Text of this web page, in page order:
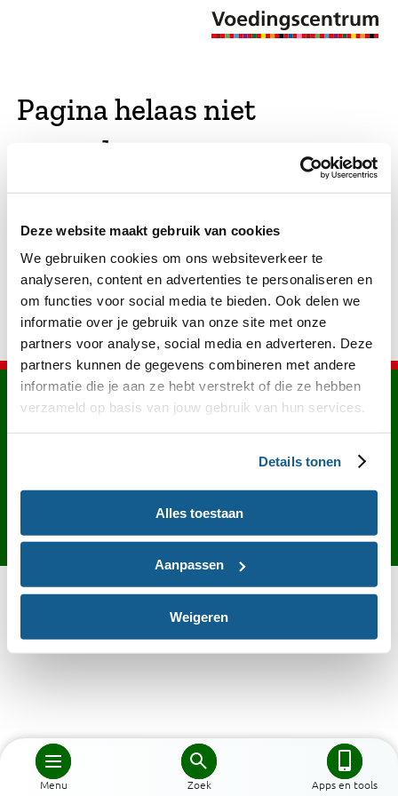
Deze website maakt gebruik van cookies
We gebruiken cookies om ons websiteverkeer te
analyseren, content en advertenties te personaliseren en
om functies voor social media te bieden. Ook delen we
informatie over je gebruik van onze site met onze
partners voor analyse, social media en adverteren. Deze
partners kunnen de gegevens combineren met andere
informatie die je aan ze hebt verstrekt of die ze hebben
verzameld op basis van jouw gebruik van hun services.
Details tonen
Alles toestaan
Aanpassen
Weigeren
Menu Zoek Apps en tools
Pagina helaas niet
gevonden
hebben gekeken of er vergelijkbare pagina's
bestaan. Als dat zo is, dan zie je die hier.
Contact English Privacy
Cookies
Toegankelijkheid
Desktop site